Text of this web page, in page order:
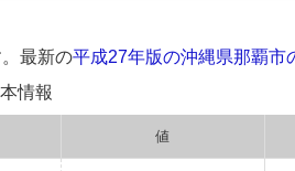
最新の平成27年版の沖縄県那覇市
情報
値